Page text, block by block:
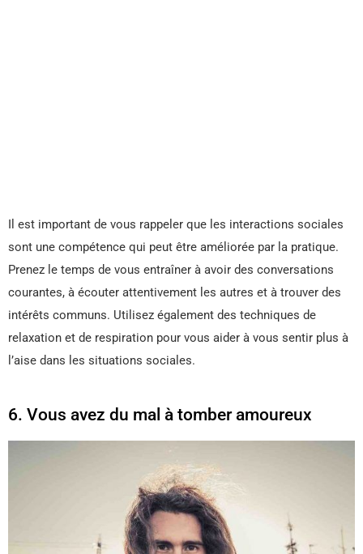
Il est important de vous rappeler que les interactions sociales
sont une compétence qui peut être améliorée par la pratique.
Prenez le temps de vous entraîner à avoir des conversations
courantes, à écouter attentivement les autres et à trouver des
intérêts communs. Utilisez également des techniques de
relaxation et de respiration pour vous aider à vous sentir plus à
l’aise dans les situations sociales.
6. Vous avez du mal à tomber amoureux